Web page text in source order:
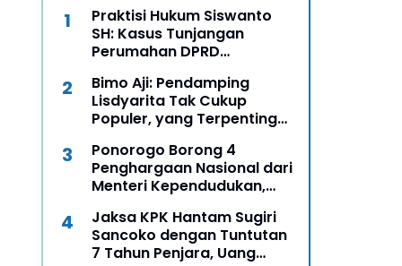
Praktisi Hukum Siswanto
SH: Kasus Tunjangan
Perumahan DPRD
Terang Benderang
Bimo Aji: Pendamping
Lisdyarita Tak Cukup
Populer, yang Terpenting
Membangun Ponorogo
Ponorogo Borong 4
Penghargaan Nasional dari
Menteri Kependudukan,
Keluarga Berkualitas
Jaksa KPK Hantam Sugiri
Sancoko dengan Tuntutan
7 Tahun Penjara, Uang